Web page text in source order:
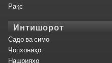
Рақс
Интишорот
Садо ва симо
Чопхонаҳо
Нашрияҳо